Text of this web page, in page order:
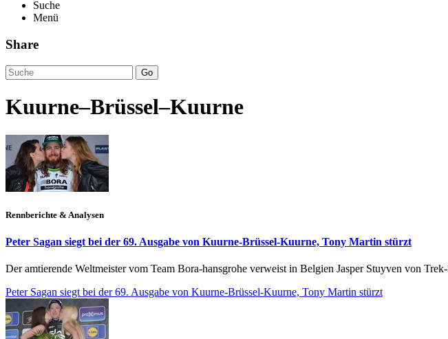
Suche
Menü
Share
Go
Kuurne–Brüssel–Kuurne
Rennberichte & Analysen
Peter Sagan siegt bei der 69. Ausgabe von Kuurne-Brüssel-Kuurne, Tony Martin stürzt
Der amtierende Weltmeister vom Team Bora-hansgrohe verweist in Belgien Jasper Stuyven von
Peter Sagan siegt bei der 69. Ausgabe von Kuurne-Brüssel-Kuurne, Tony Martin stürzt